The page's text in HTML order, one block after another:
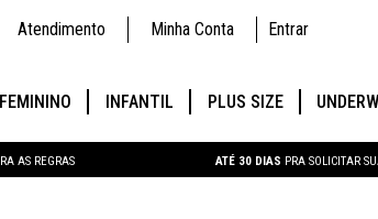
Atendimento Minha Conta Entrar
FEMININO INFANTIL PLUS SIZE
AS REGRAS ATÉ 30 DIAS PRA SOLICITAR